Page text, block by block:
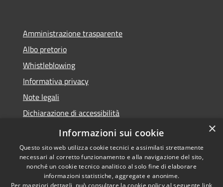
Amministrazione trasparente
Albo pretorio
Whistleblowing
Informativa privacy
Note legali
Dichiarazione di accessibilità
Obiettivi di accessibilità
Copyright © 2026 • Comune di
×
Informazioni sui cookie
Questo sito web utilizza cookie tecnici e assimilati strettamente
necessari al corretto funzionamento e alla navigazione del sito,
nonché un cookie tecnico analitico al solo fine di elaborare
informazioni statistiche, aggregate e anonime.
Per maggiori dettagli, può consultare la cookie policy al seguente link